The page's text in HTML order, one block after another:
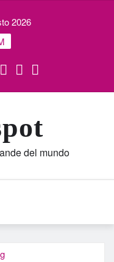
2026
del mundo